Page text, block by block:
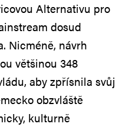
Alternativu pro
dosud
Nicméně, návrh
většinou 348
aby zpřísnila svůj
obzvláště
kulturně